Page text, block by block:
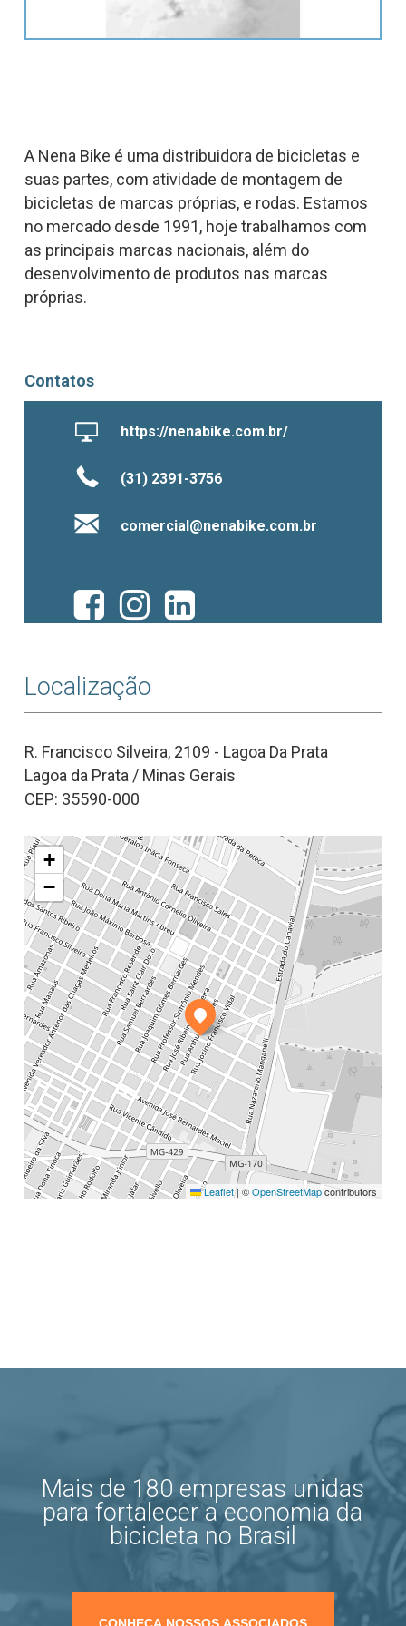
A Nena Bike é uma distribuidora de bicicletas e
suas partes, com atividade de montagem de
bicicletas de marcas próprias, e rodas. Estamos
no mercado desde 1991, hoje trabalhamos com
as principais marcas nacionais, além do
desenvolvimento de produtos nas marcas
próprias.
Contatos
https://nenabike.com.br/
(31) 2391-3756
comercial@nenabike.com.br
Localização
R. Francisco Silveira, 2109 - Lagoa Da Prata
Lagoa da Prata / Minas Gerais
CEP: 35590-000
+
−
Leaflet | ©OpenStreetMapcontributors
Mais de 180 empresas unidas
para fortalecer a economia da
bicicleta no Brasil
CONHEÇA NOSSOS ASSOCIADOS